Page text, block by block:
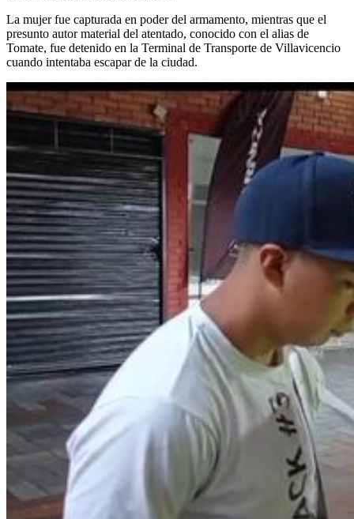
La mujer fue capturada en poder del armamento, mientras que el
presunto autor material del atentado, conocido con el alias de
Tomate, fue detenido en la Terminal de Transporte de Villavicencio
cuando intentaba escapar de la ciudad.